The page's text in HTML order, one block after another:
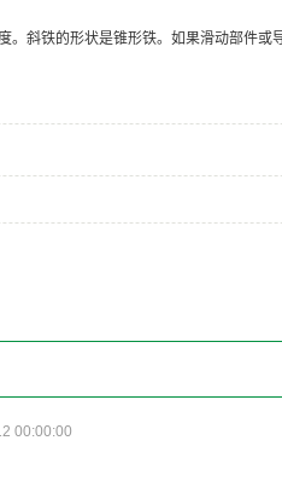
斜铁的形状是锥形铁。如果滑动部件
00:00:00